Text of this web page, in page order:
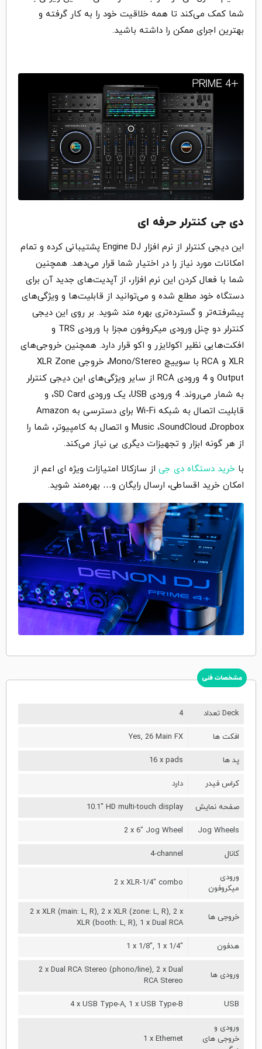
شما کمک می‌کند تا همه خلاقیت خود را به کار گرفته و
بهترین اجرای ممکن را داشته باشید.
دی جی کنترلر حرفه ای
این دیجی کنترلر از نرم افزار Engine DJ پشتیبانی کرده و تمام
امکانات مورد نیاز را در اختیار شما قرار می‌دهد. همچنین
شما با فعال کردن این نرم افزار، از آپدیت‌های جدید آن برای
دستگاه خود مطلع شده و می‌توانید از قابلیت‌ها و ویژگی‌های
پیشرفته‌تر و گسترده‌تری بهره مند شوید. بر روی این دیجی
کنترلر دو چنل ورودی میکروفون مجزا با ورودی TRS و
افکت‌هایی نظیر اکولایزر و اکو قرار دارد. همچنین خروجی‌های
XLR و RCA با سوییچ Mono/Stereo، خروجی XLR Zone
Output و 4 ورودی RCA از سایر ویژگی‌های این دیجی کنترلر
به شمار می‌روند. 4 ورودی USB، یک ورودی SD Card، و
قابلیت اتصال به شبکه Wi-Fi برای دسترسی به Amazon
Music ،SoundCloud ،Dropbox و اتصال به کامپیوتر، شما را
از هر گونه ابزار و تجهیزات دیگری بی نیاز می‌کند.
با خرید دستگاه دی جی از سازکالا امتیازات ویژه ای اعم از
امکان خرید اقساطی، ارسال رایگان و… بهره‌مند شوید.
مشخصات فنی
تعداد Deck 4
افکت ها Yes, 26 Main FX
پد ها 16 x pads
کراس فیدر دارد
صفحه نمایش 10.1" HD multi-touch display
Jog Wheels
2 x 6" Jog Wheel
کانال 4-channel
ورودی
میکروفون
2 x XLR-1/4" combo
خروجی ها
2 x XLR (main: L, R), 2 x XLR (zone: L, R), 2 x
XLR (booth: L, R), 1 x Dual RCA
هدفون 1 x 1/8", 1 x 1/4"
ورودی ها
2 x Dual RCA Stereo (phono/line), 2 x Dual
RCA Stereo
USB
4 x USB Type-A, 1 x USB Type-B
ورودی و
خروجی های
1 x Ethernet